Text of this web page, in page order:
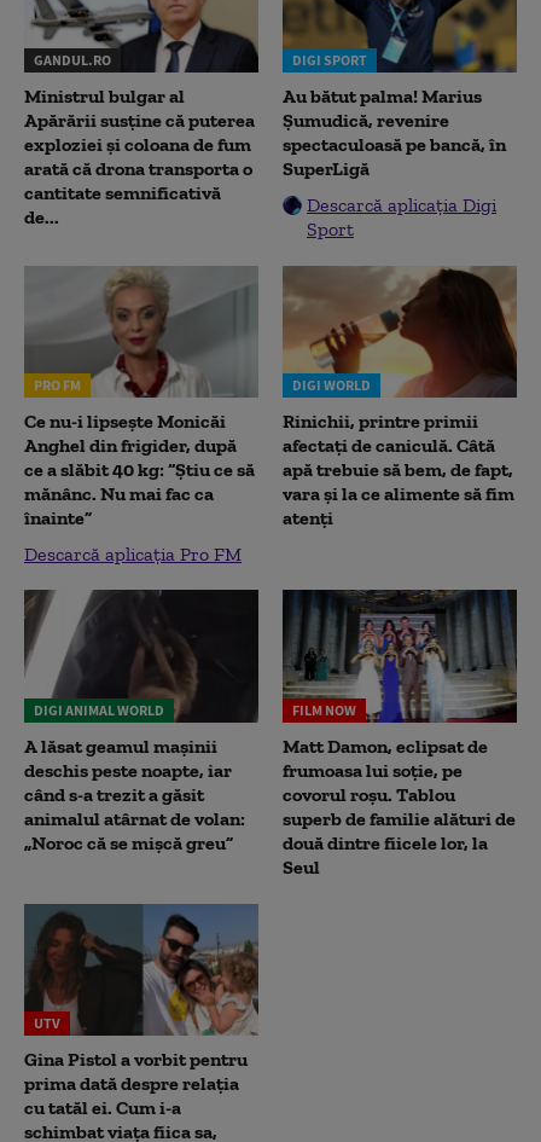
GANDUL.RO
Ministrul bulgar al
Apărării susține că puterea
exploziei și coloana de fum
arată că drona transporta o
cantitate semnificativă
de...
DIGI SPORT
Au bătut palma! Marius
Șumudică, revenire
spectaculoasă pe bancă, în
SuperLigă
Descarcă aplicația Digi
Sport
PRO FM
Ce nu-i lipsește Monicăi
Anghel din frigider, după
ce a slăbit 40 kg: “Știu ce să
mănânc. Nu mai fac ca
înainte”
Descarcă aplicația Pro FM
DIGI WORLD
Rinichii, printre primii
afectați de caniculă. Câtă
apă trebuie să bem, de fapt,
vara și la ce alimente să fim
atenți
DIGI ANIMAL WORLD
A lăsat geamul mașinii
deschis peste noapte, iar
când s-a trezit a găsit
animalul atârnat de volan:
„Noroc că se mișcă greu”
FILM NOW
Matt Damon, eclipsat de
frumoasa lui soție, pe
covorul roșu. Tablou
superb de familie alături de
două dintre fiicele lor, la
Seul
UTV
Gina Pistol a vorbit pentru
prima dată despre relația
cu tatăl ei. Cum i-a
schimbat viața fiica sa,